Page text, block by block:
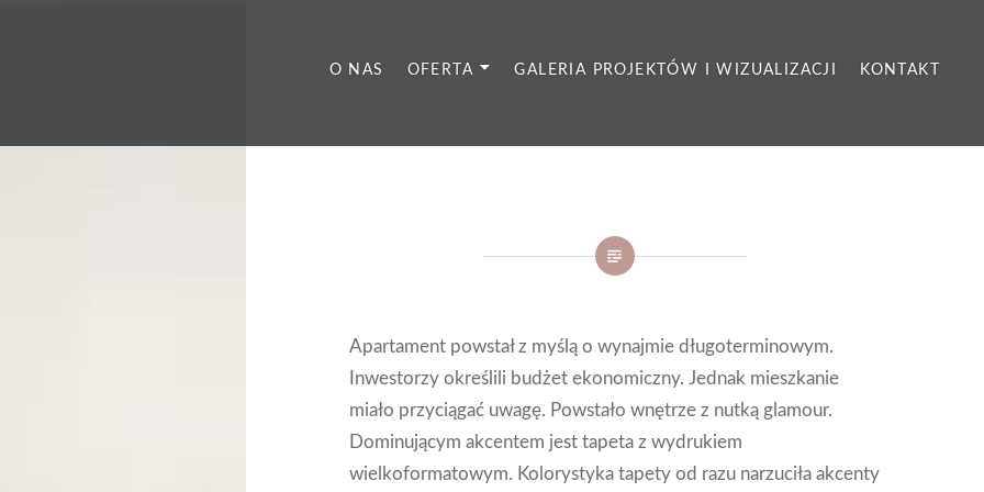
O NAS OFERTA GALERIA PROJEKTÓW I WIZUALIZACJI KONTAKT
Apartament powstał z myślą o wynajmie długoterminowym.
Inwestorzy określili budżet ekonomiczny. Jednak mieszkanie
miało przyciągać uwagę. Powstało wnętrze z nutką glamour.
Dominującym akcentem jest tapeta z wydrukiem
wielkoformatowym. Kolorystyka tapety od razu narzuciła akcenty